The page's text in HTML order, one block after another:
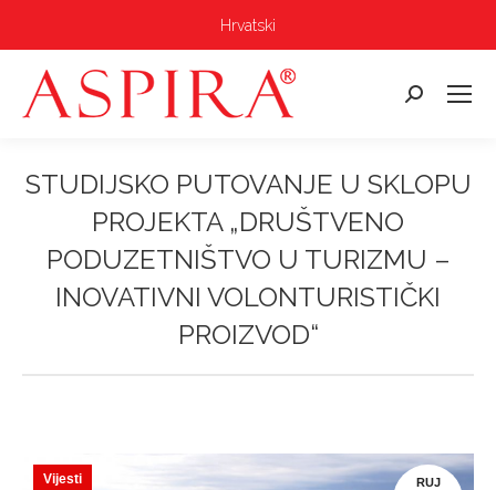
Hrvatski
Pretraga:
STUDIJSKO PUTOVANJE U SKLOPU
PROJEKTA „DRUŠTVENO
PODUZETNIŠTVO U TURIZMU –
INOVATIVNI VOLONTURISTIČKI
PROIZVOD“
RUJ
Vijesti